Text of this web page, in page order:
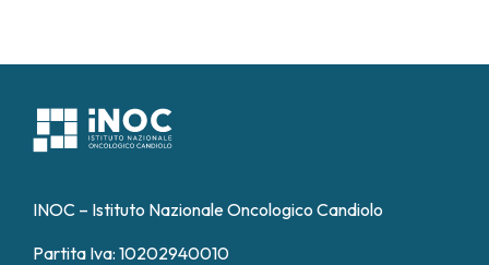
INOC – Istituto Nazionale Oncologico Candiolo
Partita Iva: 10202940010